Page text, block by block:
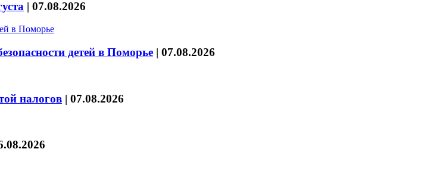
| 07.08.2026
детей в Поморье | 07.08.2026
налогов | 07.08.2026